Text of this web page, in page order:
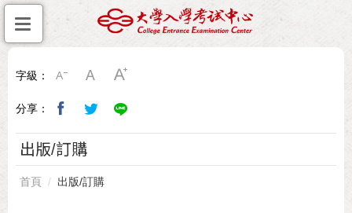
字級：
分享：
出版/訂購
首頁 出版/訂購